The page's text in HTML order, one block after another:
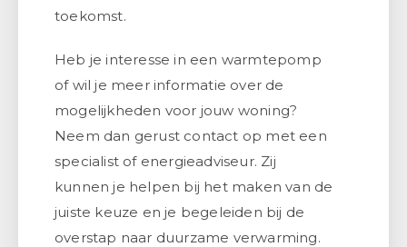
toekomst.
Heb je interesse in een warmtepomp
of wil je meer informatie over de
mogelijkheden voor jouw woning?
Neem dan gerust contact op met een
specialist of energieadviseur. Zij
kunnen je helpen bij het maken van de
juiste keuze en je begeleiden bij de
overstap naar duurzame verwarming.